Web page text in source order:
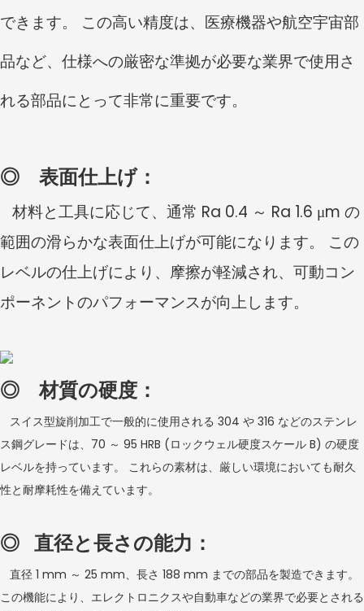
できます。 この高い精度は、医療機器や航空宇宙部
品など、仕様への厳密な準拠が必要な業界で使用さ
れる部品にとって非常に重要です。
◎ 表面仕上げ：
材料と工具に応じて、通常 Ra 0.4 ～ Ra 1.6 μm の
範囲の滑らかな表面仕上げが可能になります。 この
レベルの仕上げにより、摩擦が軽減され、可動コン
ポーネントのパフォーマンスが向上します。
◎ 材質の硬度：
スイス型旋削加工で一般的に使用される 304 や 316 などのステンレ
ス鋼グレードは、70 ～ 95 HRB (ロックウェル硬度スケール B) の硬度
レベルを持っています。 これらの素材は、厳しい環境においても耐久
性と耐摩耗性を備えています。
◎ 直径と長さの能力：
直径 1 mm ～ 25 mm、長さ 188 mm までの部品を製造できます。
この機能により、エレクトロニクスや自動車などの業界で必要とされる